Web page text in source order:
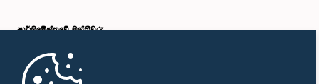
පාර්ලි‌මේන්තුවේ මන්ත්‍රීවරු
මුල් පිටුව